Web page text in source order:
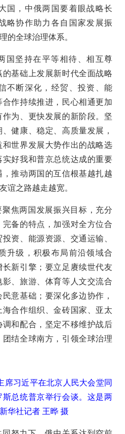
国，中俄两国要着眼战略长
略协作助力各自国家发展振
的全球治理体系。
国坚持在平等相待、相互尊
基础上发展新时代全面战略
不断深化，经贸、投资、能
作持续推进，民心相通更加
为、更快发展的新阶段。坚
健康、稳定、高质量发展，
世界发展大势作出的战略选
好我和普京总统达成的重要
推动两国的互信根基越扎越
谊之路越走越宽。
焦两国发展振兴目标，充分
备的特点，加强对全方位合
资、能源资源、交通运输、
升级，积极布局前沿领域合
新引擎；要立足赓续世代友
、旅游、体育等人文交流合
意基础；要深化多边协作，
合作组织、金砖国家、亚太
和配合，坚定不移维护战后
结全球南方，引领全球治理
席习近平在北京人民大会堂同
总统普京举行会谈。这是两
华社记者 王晔 摄